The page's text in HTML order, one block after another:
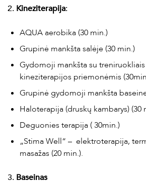
2. Kineziterapija:
AQUA aerobika (30 min.)
Grupinė mankšta salėje (30 min.)
Gydomoji mankšta su
kineziterapijos priemonėmis
Grupinė gydomoji mankšta
Haloterapija (druskų kambarys) (30
Deguonies terapija ( 30min.)
„Stima Well“ – elektroterapija,
masažas (20 min.).
3. Baseinas